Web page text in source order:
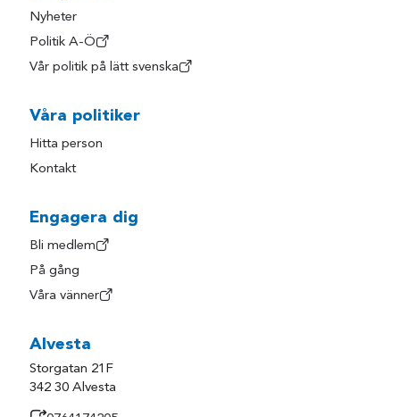
Ljungby
Markaryd
Nyheter
Politik A-Ö
Vår politik på lätt svenska
Våra politiker
Hitta person
Kontakt
Engagera dig
Bli medlem
På gång
Våra vänner
Alvesta
Storgatan 21F
342 30 Alvesta